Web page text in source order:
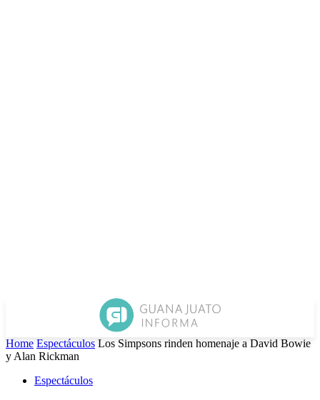
Home Espectáculos Los Simpsons rinden homenaje a David Bowie
y Alan Rickman
Espectáculos